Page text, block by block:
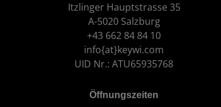
Itzlinger Hauptstrasse 35
A-5020 Salzburg
+43 662 84 84 10
info{at}keywi.com
UID Nr.: ATU65935768
Öffnungszeiten